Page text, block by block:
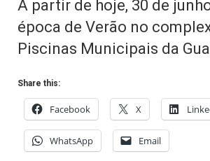
A partir de hoje, 30 de
época de Verão no
Piscinas Municipais da
Share this:
Facebook X
WhatsApp Email